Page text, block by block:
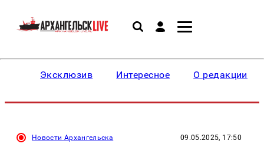
Эксклюзив Интересное О редакции
Новости Архангельска 09.05.2025, 17:50